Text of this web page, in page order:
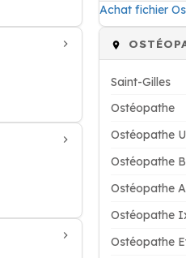
Achat fichier
Saint-Gilles
Ostéopathe
Ostéopathe
Ostéopathe
Ostéopathe
Ostéopathe
Ostéopathe